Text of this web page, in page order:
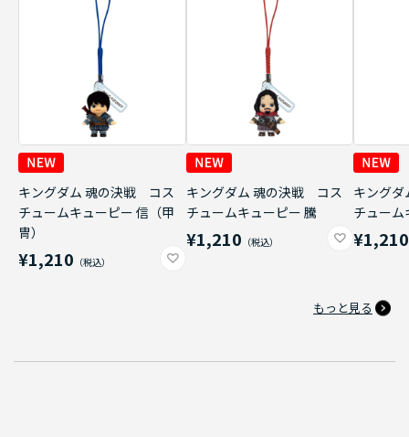
キングダム 魂の決戦 コス
チュームキューピー 信（甲
冑）
¥1,210
キングダム 魂の決戦 コス
チュームキューピー 騰
¥1,210
キング
チューム
¥1,210
もっと見る